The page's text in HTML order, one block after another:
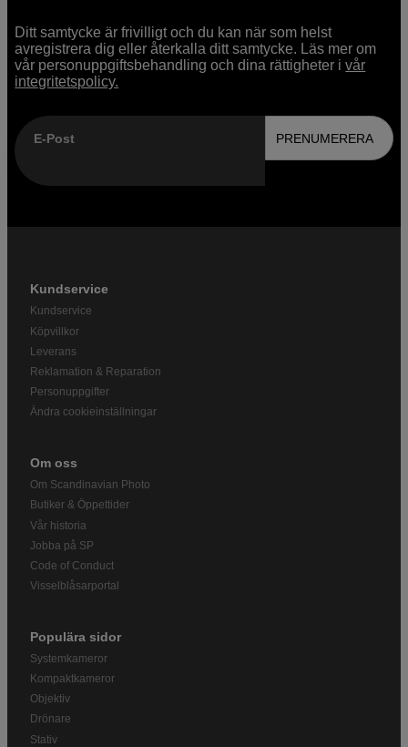
Ditt samtycke är frivilligt och du kan när som helst
avregistrera dig eller återkalla ditt samtycke. Läs mer om
vår personuppgiftsbehandling och dina rättigheter ivår
integritetspolicy.
E-Post PRENUMERERA
Kundservice
Kundservice
Köpvillkor
Leverans
Reklamation & Reparation
Personuppgifter
Ändra cookieinställningar
Om oss
Om Scandinavian Photo
Butiker & Öppettider
Vår historia
Jobba på SP
Code of Conduct
Visselblåsarportal
Populära sidor
Systemkameror
Kompaktkameror
Objektiv
Drönare
Stativ